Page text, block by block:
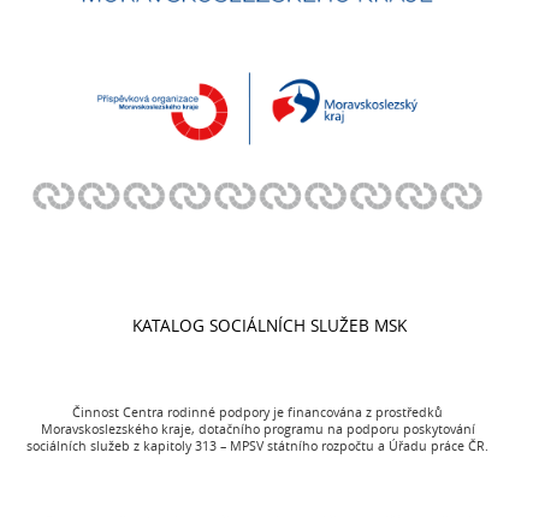
KATALOG SOCIÁLNÍCH SLUŽEB MSK
Činnost Centra rodinné podpory je financována z prostředků
Moravskoslezského kraje, dotačního programu na podporu poskytování
sociálních služeb z kapitoly 313 – MPSV státního rozpočtu a Úřadu práce ČR.